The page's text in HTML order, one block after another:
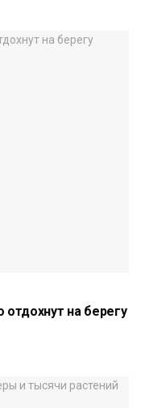
на берегу